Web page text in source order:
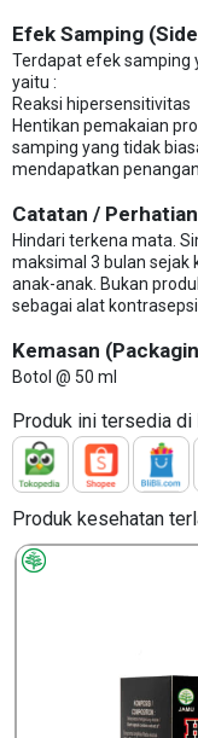
Efek Samping
Terdapat efek samping
yaitu :
Reaksi hipersensitivitas
Hentikan pemakaian
samping yang tidak
mendapatkan
Catatan /
Hindari terkena mata.
maksimal 3 bulan sejak
anak-anak. Bukan
sebagai alat kontrasepsi.
Kemasan
Botol @ 50 ml
Produk ini tersedia di
Produk kesehatan